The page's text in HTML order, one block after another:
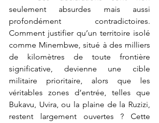
seulement absurdes mais aussi
profondément contradictoires.
Comment justifier qu’un territoire isolé
comme Minembwe, situé à des milliers
de kilomètres de toute frontière
significative, devienne une cible
militaire prioritaire, alors que les
véritables zones d’entrée, telles que
Bukavu, Uvira, ou la plaine de la Ruzizi,
restent largement ouvertes ? Cette